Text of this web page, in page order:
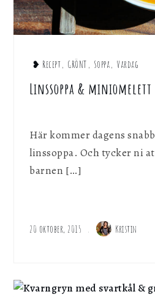
❥ Recept, GRÖNT , Soppa, Vardag
Linssoppa & miniomelett
Här kommer dagens
linssoppa. Och tycker ni
barnen […]
20 oktober, 2015 Kristin